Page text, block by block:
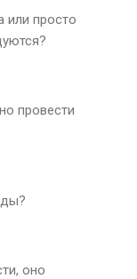
или просто
провести
оно